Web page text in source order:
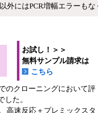
外にはPCR増幅エラーもな
お試し！＞＞
無料サンプル請求は
こちら
のクローニングにおいて評
た。
高速反応＋プレミックスタ